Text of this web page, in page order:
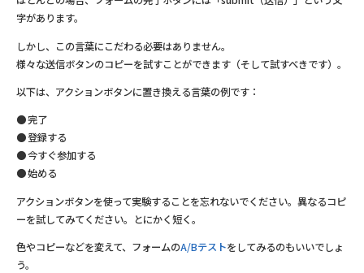
字があります。
しかし、この言葉にこだわる必要はありません。
様々な送信ボタンのコピーを試すことができます（そして試すべきです）。
以下は、アクションボタンに置き換える言葉の例です：
完了
登録する
今すぐ参加する
始める
アクションボタンを使って実験することを忘れないでください。異なるコピ
ーを試してみてください。とにかく短く。
色やコピーなどを変えて、フォームのA/Bテストをしてみるのもいいでしょ
う。